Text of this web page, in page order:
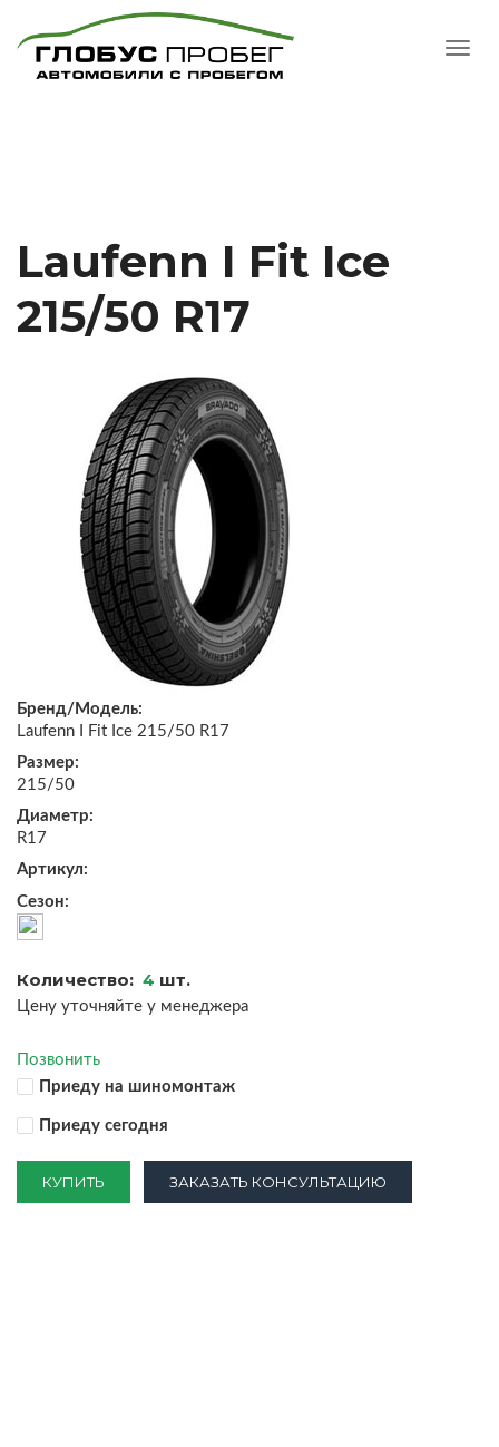
Laufenn I Fit Ice
215/50 R17
Бренд/Модель:
Laufenn I Fit Ice 215/50 R17
Размер:
215/50
Диаметр:
R17
Артикул:
Сезон:
Количество: 4 шт.
Цену уточняйте у менеджера
Позвонить
Приеду на шиномонтаж
Приеду сегодня
КУПИТЬ ЗАКАЗАТЬ КОНСУЛЬТАЦИЮ